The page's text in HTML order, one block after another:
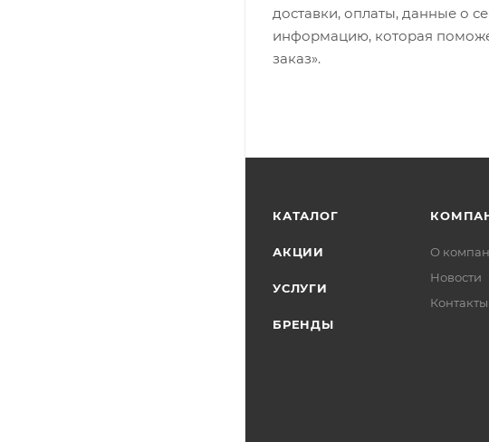
доставки, оплаты, данные о
информацию, которая
заказ».
КАТАЛОГ
АКЦИИ
УСЛУГИ
БРЕНДЫ
О
Новости
Контакты